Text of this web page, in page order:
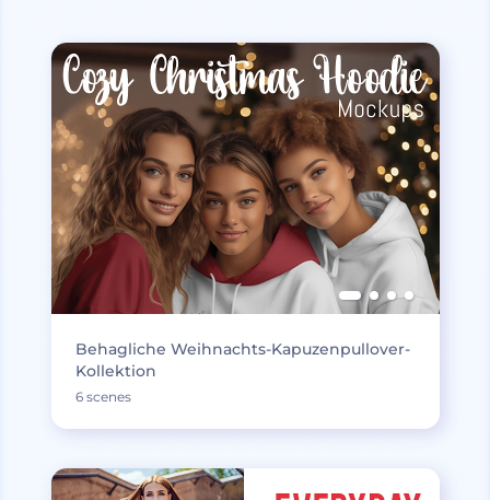
Behagliche Weihnachts-Kapuzenpullover-
Kollektion
6 scenes